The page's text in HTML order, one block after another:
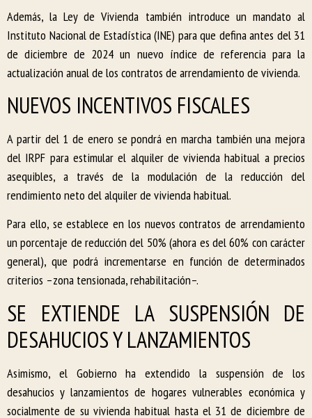
Además, la Ley de Vivienda también introduce un mandato al
Instituto Nacional de Estadística (INE) para que defina antes del 31
de diciembre de 2024 un nuevo índice de referencia para la
actualización anual de los contratos de arrendamiento de vivienda.
NUEVOS INCENTIVOS FISCALES
A partir del 1 de enero se pondrá en marcha también una mejora
del IRPF para estimular el alquiler de vivienda habitual a precios
asequibles, a través de la modulación de la reducción del
rendimiento neto del alquiler de vivienda habitual.
Para ello, se establece en los nuevos contratos de arrendamiento
un porcentaje de reducción del 50% (ahora es del 60% con carácter
general), que podrá incrementarse en función de determinados
criterios –zona tensionada, rehabilitación–.
SE EXTIENDE LA SUSPENSIÓN DE
DESAHUCIOS Y LANZAMIENTOS
Asimismo, el Gobierno ha extendido la suspensión de los
desahucios y lanzamientos de hogares vulnerables económica y
socialmente de su vivienda habitual hasta el 31 de diciembre de